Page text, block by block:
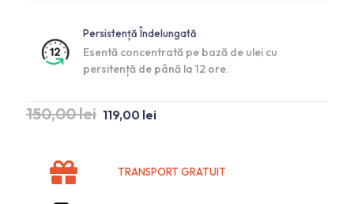
Persistență Îndelungată
Esentă concentrată pe bază de ulei cu
persitență de până la 12 ore.
150,00lei 119,00 lei
TRANSPORT GRATUIT